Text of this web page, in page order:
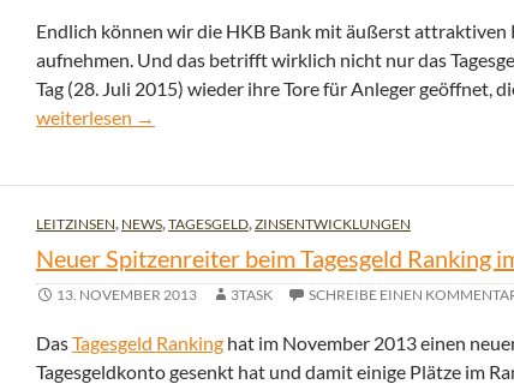
Endlich können wir die HKB Bank mit äußerst attraktiven
aufnehmen. Und das betrifft wirklich nicht nur das
Tag (28. Juli 2015) wieder ihre Tore für Anleger geöffnet,
Die HKB Bank als deutscher Anbieter bestes Produkt im
weiterlesen →
LEITZINSEN, NEWS,TAGESGELD,ZINSENTWICKLUNGEN
Neuer Spitzenreiter beim Tagesgeld Ranking
13. NOVEMBER 2013 3TASK SCHREIBE EINEN
DasTagesgeld Ranking hat im November 2013 einen
Tagesgeldkonto gesenkt hat und damit einige Plätze im